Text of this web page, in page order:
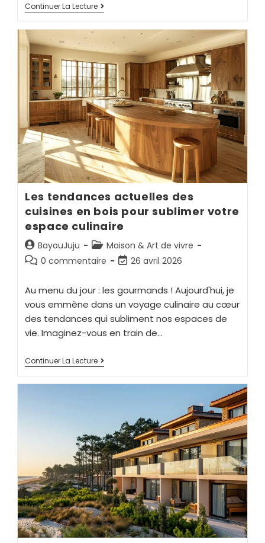
Continuer La Lecture
Les tendances actuelles des
cuisines en bois pour sublimer votre
espace culinaire
BayouJuju
Maison & Art de vivre
0 commentaire
26 avril 2026
Au menu du jour : les gourmands ! Aujourd'hui, je
vous emmène dans un voyage culinaire au cœur
des tendances qui subliment nos espaces de
vie. Imaginez-vous en train de…
Continuer La Lecture